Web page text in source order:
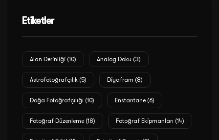
Etiketler
Alan Derinliği (10) Analog Doku (3)
Astrofotoğrafçılık (5) Diyafram (8)
Doğa Fotoğrafçılığı (10) Enstantane (6)
Fotoğraf Düzenleme (18) Fotoğraf Ekipmanları (14)